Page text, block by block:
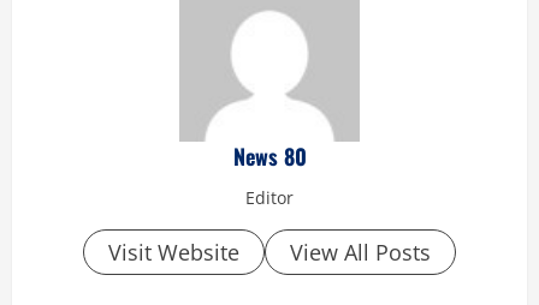
News 80
Editor
Visit Website View All Posts